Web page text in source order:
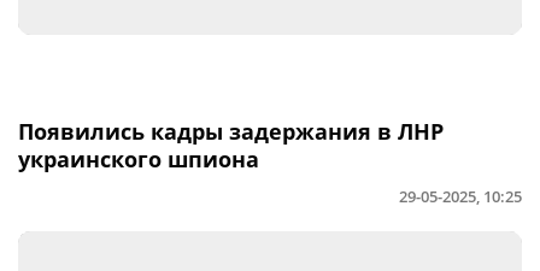
Появились кадры задержания в ЛНР
украинского шпиона
29-05-2025, 10:25